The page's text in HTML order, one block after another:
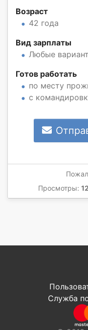
Возраст
42 года
Вид зарплаты
Любые
Готов работать
по месту
с
Просмотры:
Служба